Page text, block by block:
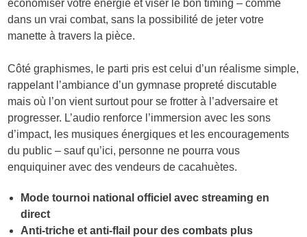
économiser votre énergie et viser le bon timing – comme
dans un vrai combat, sans la possibilité de jeter votre
manette à travers la pièce.
Côté graphismes, le parti pris est celui d’un réalisme simple,
rappelant l’ambiance d’un gymnase propreté discutable
mais où l’on vient surtout pour se frotter à l’adversaire et
progresser. L’audio renforce l’immersion avec les sons
d’impact, les musiques énergiques et les encouragements
du public – sauf qu’ici, personne ne pourra vous
enquiquiner avec des vendeurs de cacahuètes.
Mode tournoi national officiel avec streaming en
direct
Anti-triche et anti-flail pour des combats plus